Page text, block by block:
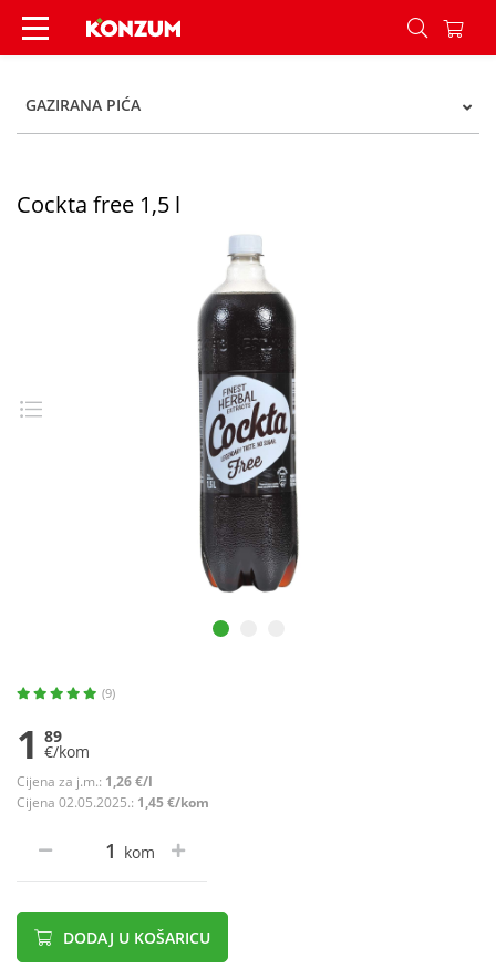
Cockta free 1,5 l - Konzum
GAZIRANA PIĆA
Cockta free 1,5 l
(9)
1 89
€/kom
Cijena za j.m.: 1,26 €/l
Cijena 02.05.2025.: 1,45 €/kom
kom
DODAJ U KOŠARICU